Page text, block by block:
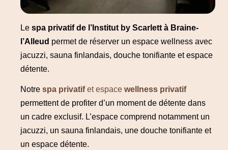
Le spa privatif de l’Institut by Scarlett à Braine-
l’Alleud permet de réserver un espace wellness avec
jacuzzi, sauna finlandais, douche tonifiante et espace
détente.
Notre spa privatifet espace wellness privatif
permettent de profiter d’un moment de détente dans
un cadre exclusif. L’espace comprend notamment un
jacuzzi, un sauna finlandais, une douche tonifiante et
un espace détente.